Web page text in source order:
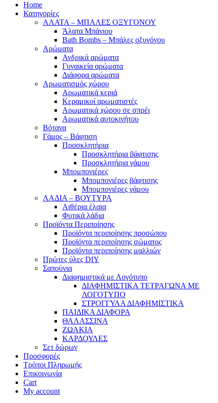
Home
Κατηγορίες
ΑΛΑΤΑ – ΜΠΑΛΕΣ ΟΞΥΓΟΝΟΥ
Άλατα Μπάνιου
Bath Bombs – Μπάλες οξυγόνου
Αρώματα
Ανδρικά αρώματα
Γυναικεία αρώματα
Διάφορα αρώματα
Αρωματισμός χώρου
Αρωματικά κεριά
Kεραμικοί αρωματιστές
Αρωματικά χώρου σε σπρέι
Aρωματικά αυτοκινήτου
Βότανα
Γάμος – Βάφτιση
Προσκλητήρια
Προσκλητήρια βάφτισης
Προσκλητήρια γάμου
Μπομπονιέρες
Μπομπονιέρες βάφτισης
Μπομπονιέρες γάμου
ΛΑΔΙΑ – ΒΟΥΤΥΡΑ
Αιθέρια έλαια
Φυτικά λάδια
Προϊόντα Περιποίησης
Προϊόντα περιποίησης προσώπου
Προϊόντα περιποίησης σώματος
Προϊόντα περιποίησης μαλλιών
Πρώτες ύλες DIY
Σαπούνια
Διαφημιστικά με Λογότυπο
ΔΙΑΦΗΜΙΣΤΙΚΑ ΤΕΤΡΑΓΩΝΑ ΜΕ
ΛΟΓΟΤΥΠΟ
ΣΤΡΟΓΓΥΛΑ ΔΙΑΦΗΜΙΣΤΙΚΑ
ΠΑΙΔΙΚΑ ΔΙΑΦΟΡΑ
ΘΑΛΑΣΣΙΝΑ
ΖΩΑΚΙΑ
ΚΑΡΔΟΥΛΕΣ
Σετ δώρων
Προσφορές
Τρόποι Πληρωμής
Επικοινωνία
Cart
My account